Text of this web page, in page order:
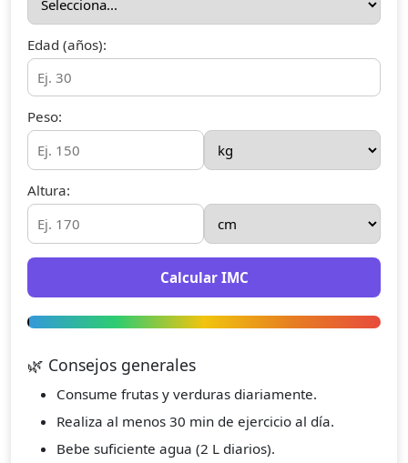
Edad (años):
Peso:
Altura:
Calcular IMC
🌿 Consejos generales
Consume frutas y verduras diariamente.
Realiza al menos 30 min de ejercicio al día.
Bebe suficiente agua (2 L diarios).